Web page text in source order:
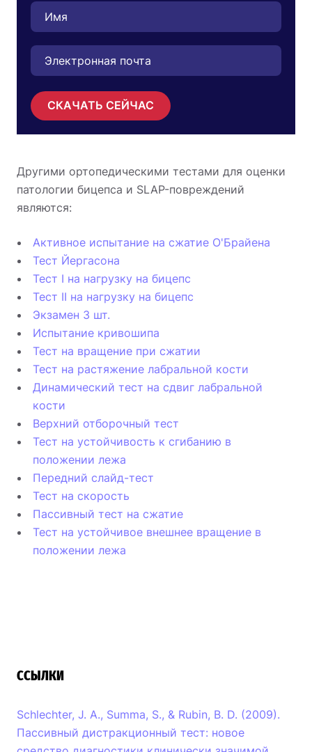
СКАЧАТЬ СЕЙЧАС
Другими ортопедическими тестами для оценки
патологии бицепса и SLAP-повреждений
являются:
Активное испытание на сжатие О'Брайена
Тест Йергасона
Тест I на нагрузку на бицепс
Тест II на нагрузку на бицепс
Экзамен 3 шт.
Испытание кривошипа
Тест на вращение при сжатии
Тест на растяжение лабральной кости
Динамический тест на сдвиг лабральной
кости
Верхний отборочный тест
Тест на устойчивость к сгибанию в
положении лежа
Передний слайд-тест
Тест на скорость
Пассивный тест на сжатие
Тест на устойчивое внешнее вращение в
положении лежа
ССЫЛКИ
Schlechter, J. A., Summa, S., & Rubin, B. D. (2009).
Пассивный дистракционный тест: новое